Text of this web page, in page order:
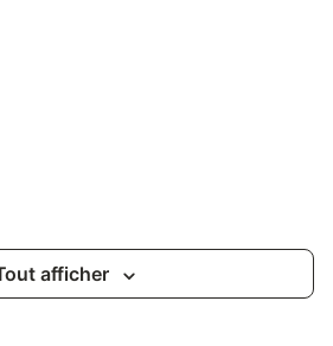
afficher